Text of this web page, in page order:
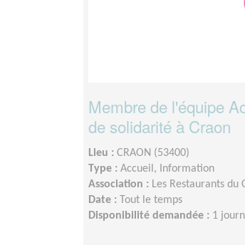
Membre de l'équipe
de solidarité à Craon
Lieu : CRAON (53400)
Type : Accueil, Information
Association : Les Restaurants
Date : Tout le temps
Disponibilité demandée : 1